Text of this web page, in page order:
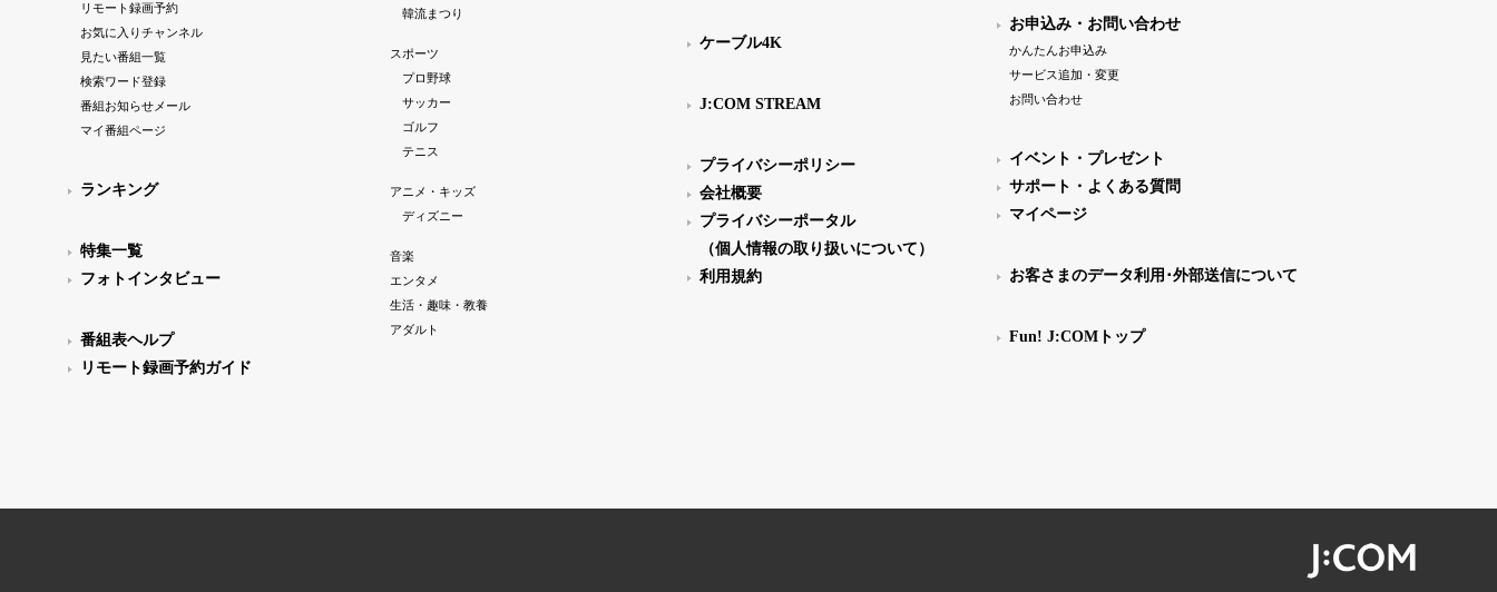
リモート録画予約
お気に入りチャンネル
見たい番組一覧
検索ワード登録
番組お知らせメール
マイ番組ページ
ランキング
特集一覧
フォトインタビュー
番組表ヘルプ
リモート録画予約ガイド
韓流まつり
スポーツ
プロ野球
サッカー
ゴルフ
テニス
アニメ・キッズ
ディズニー
音楽
エンタメ
生活・趣味・教養
アダルト
ケーブル4K
J:COM STREAM
プライバシーポリシー
会社概要
プライバシーポータル
（個人情報の取り扱いについて）
利用規約
お申込み・お問い合わせ
かんたんお申込み
サービス追加・変更
お問い合わせ
イベント・プレゼント
サポート・よくある質問
マイページ
お客さまのデータ利用･外部送信について
Fun! J:COMトップ